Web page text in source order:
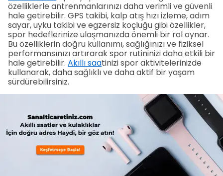
özelliklerle antrenmanlarınızı daha verimli ve güvenli
hale getirebilir. GPS takibi, kalp atış hızı izleme, adım
sayar, uyku takibi ve egzersiz koçluğu gibi özellikler,
spor hedeflerinize ulaşmanızda önemli bir rol oynar.
Bu özelliklerin doğru kullanımı, sağlığınızı ve fiziksel
performansınızı artırarak spor rutininizi daha etkili bir
hale getirebilir. Akıllı saatinizi spor aktivitelerinizde
kullanarak, daha sağlıklı ve daha aktif bir yaşam
sürdürebilirsiniz.